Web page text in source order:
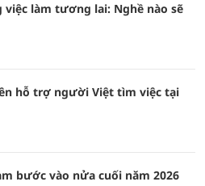
việc làm tương lai: Nghề nào sẽ
hỗ trợ người Việt tìm việc tại
bước vào nửa cuối năm 2026